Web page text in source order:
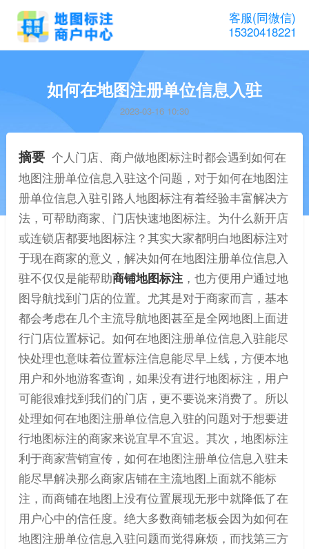
客服(同微信)
15320418221
如何在地图注册单位信息入驻
2023-03-16 10:30
摘要 个人门店、商户做地图标注时都会遇到如何在
地图注册单位信息入驻这个问题，对于如何在地图注
册单位信息入驻引路人地图标注有着经验丰富解决方
法，可帮助商家、门店快速地图标注。为什么新开店
或连锁店都要地图标注？其实大家都明白地图标注对
于现在商家的意义，解决如何在地图注册单位信息入
驻不仅仅是能帮助商铺地图标注，也方便用户通过地
图导航找到门店的位置。尤其是对于商家而言，基本
都会考虑在几个主流导航地图甚至是全网地图上面进
行门店位置标记。如何在地图注册单位信息入驻能尽
快处理也意味着位置标注信息能尽早上线，方便本地
用户和外地游客查询，如果没有进行地图标注，用户
可能很难找到我们的门店，更不要说来消费了。所以
处理如何在地图注册单位信息入驻的问题对于想要进
行地图标注的商家来说宜早不宜迟。其次，地图标注
利于商家营销宣传，如何在地图注册单位信息入驻未
能尽早解决那么商家店铺在主流地图上面就不能标
注，而商铺在地图上没有位置展现无形中就降低了在
用户心中的信任度。绝大多数商铺老板会因为如何在
地图注册单位信息入驻问题而觉得麻烦，而找第三方